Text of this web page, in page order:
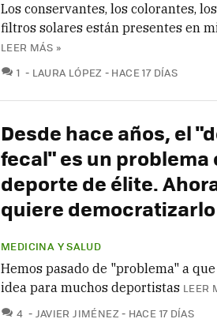
Los conservantes, los colorantes,
filtros solares están presentes en
LEER MÁS »
1 COMENTARIOS
LAURA LÓPEZ HACE 17 DÍAS
Desde hace años, el
fecal" es un problema
deporte de élite.
quiere democratizarlo
MEDICINA Y SALUD
Hemos pasado de "problema" a
idea para muchos deportistas LEER
4 COMENTARIOS
JAVIER JIMÉNEZ HACE 17 DÍAS